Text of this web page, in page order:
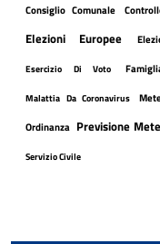
Consiglio Comunale
Elezioni Europee
Esercizio Di Voto
Malattia Da Coronavirus
Ordinanza Previsione
Servizio Civile